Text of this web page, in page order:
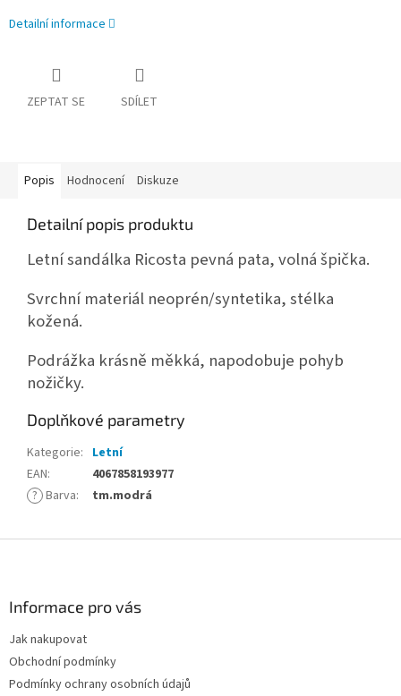
Detailní informace
ZEPTAT SE SDÍLET
Popis Hodnocení Diskuze
Detailní popis produktu
Letní sandálka Ricosta pevná pata, volná špička.
Svrchní materiál neoprén/syntetika, stélka
kožená.
Podrážka krásně měkká, napodobuje pohyb
nožičky.
Doplňkové parametry
Kategorie: Letní
EAN:
4067858193977
? Barva: tm.modrá
Informace pro vás
Jak nakupovat
Obchodní podmínky
Podmínky ochrany osobních údajů